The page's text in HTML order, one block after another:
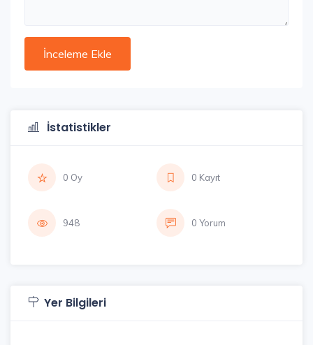
İstatistikler
0 Oy 0 Kayıt
948 0 Yorum
Yer Bilgileri